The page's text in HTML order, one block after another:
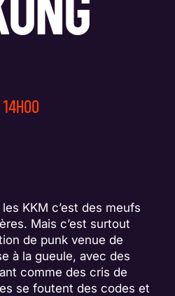
14H00
KKM c’est des meufs
Mais c’est surtout
de punk venue de
à la gueule, avec des
comme des cris de
se foutent des codes et